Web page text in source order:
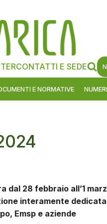
CONTATTI E SEDE
E NORMATIVE
dal 28 febbraio all’1
interamente dedicata
Emsp e aziende